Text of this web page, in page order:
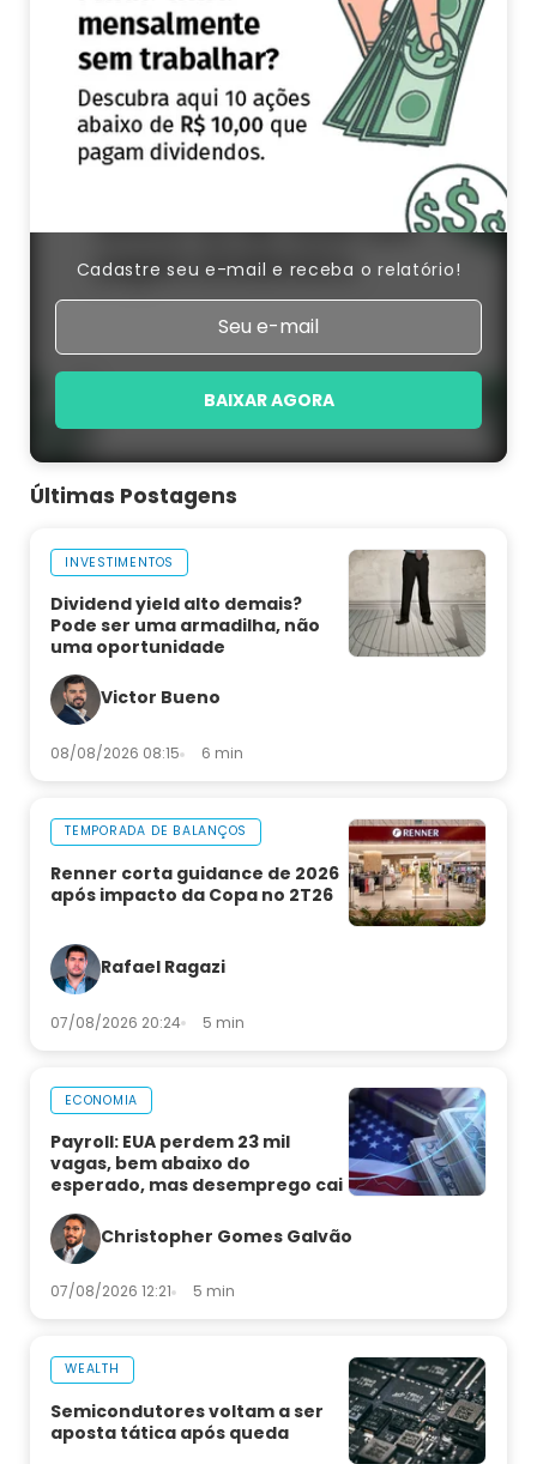
Cadastre seu e-mail e receba o relatório!
BAIXAR AGORA
Últimas Postagens
INVESTIMENTOS
Dividend yield alto demais?
Pode ser uma armadilha, não
uma oportunidade
Victor Bueno
08/08/2026 08:15 6 min
TEMPORADA DE BALANÇOS
Renner corta guidance de 2026
após impacto da Copa no 2T26
Rafael Ragazi
07/08/2026 20:24 5 min
ECONOMIA
Payroll: EUA perdem 23 mil
vagas, bem abaixo do
esperado, mas desemprego cai
Christopher Gomes Galvão
07/08/2026 12:21 5 min
WEALTH
Semicondutores voltam a ser
aposta tática após queda